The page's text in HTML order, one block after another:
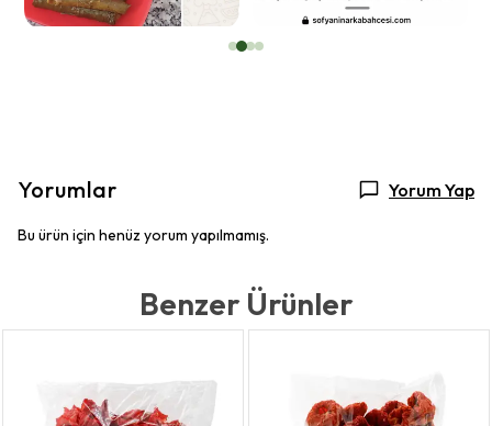
Yorumlar Yorum Yap
Bu ürün için henüz yorum yapılmamış.
Benzer Ürünler